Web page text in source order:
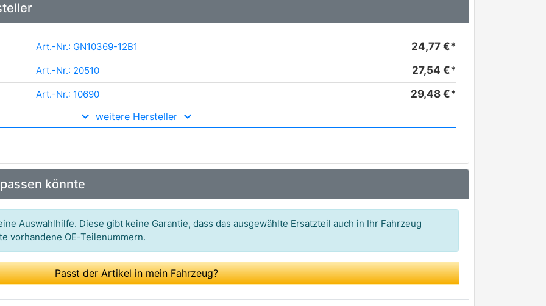
Art.-Nr.: GN10369-12B1 24,77 €*
Art.-Nr.: 20510 27,54 €*
Art.-Nr.: 10690 29,48 €*
Art.-Nr.: 880428A
Art.-Nr.: 85.30451
Art.-Nr.: 921-2149
weitere Hersteller
könnte
Auswahlhilfe. Diese gibt keine Garantie, dass das ausgewählte Ersatzteil auch in Ihr Fahrzeug
vorhandene OE-Teilenummern.
Passt der Artikel in mein Fahrzeug?